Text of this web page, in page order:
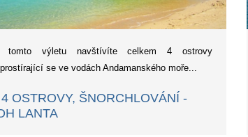
tomto výletu navštívíte celkem 4 ostrovy
se ve vodách Andamanského moře...
OSTROVY, ŠNORCHLOVÁNÍ -
LANTA